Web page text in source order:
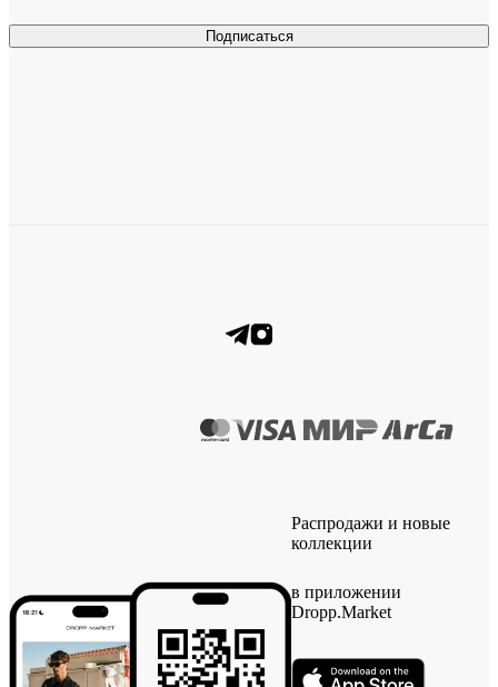
Подписаться
Распродажи и новые
коллекции
в приложении
Dropp.Market